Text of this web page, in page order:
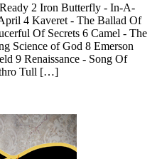
2 Iron Butterfly - In-A-
4 Kaveret - The Ballad Of
Of Secrets 6 Camel - The
Science of God 8 Emerson
9 Renaissance - Song Of
Tull […]